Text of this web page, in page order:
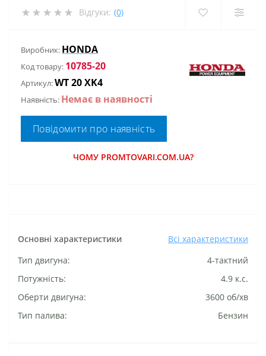
Відгуки: (0)
Виробник: HONDA
Код товару: 10785-20
Артикул:WT 20 XK4
Наявність: Немає в наявності
Повідомити про наявність
ЧОМУ PROMTOVARI.COM.UA?
Основні характеристики
Всі характеристики
Тип двигуна:
4-тактний
Потужність:
4.9 к.с.
Оберти двигуна:
3600 об/хв
Тип палива:
Бензин